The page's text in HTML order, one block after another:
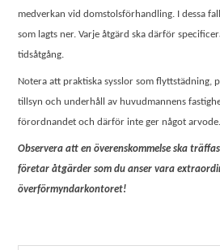
medverkan vid domstolsförhandling. I dessa
som lagts ner. Varje åtgärd ska därför
tidsåtgång.
Notera att praktiska sysslor som flyttstädning,
tillsyn och underhåll av huvudmannens
förordnandet och därför inte ger något arvode.
Observera att en överenskommelse ska
företar åtgärder som du anser vara
överförmyndarkontoret!